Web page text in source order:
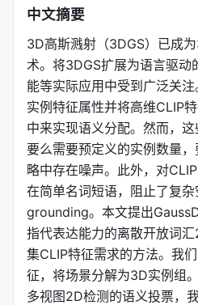
中文摘要
3D高斯溅射（3DGS）已成
术。将3DGS扩展为语言驱动
能等实际应用中受到广泛关
实例特征属性并将高维CLIP
中来实现语义分配。然而，
要么需要预定义的实例数量
略中存在噪声。此外，对
在简单名词短语，阻止了复
grounding。本文提出
指代表达能力的离散开放词
集CLIP特征需求的方法。我
征，将场景分解为3D实例组
多视图2D检测的语义投票，